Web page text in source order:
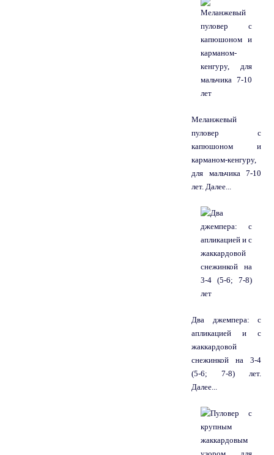
Меланжевый
пуловер с
капюшоном и
карманом-кенгуру,
для мальчика 7-10
лет. Далее...
Два джемпера: с
апликацией и с
жаккардовой
снежинкой на 3-4
(5-6; 7-8) лет.
Далее...